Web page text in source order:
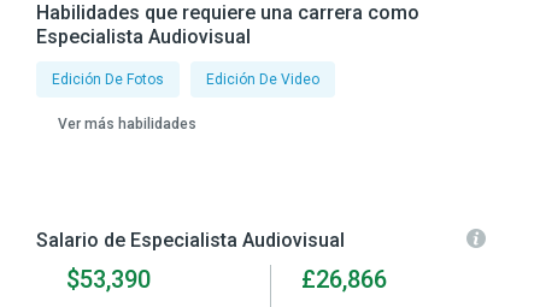
Habilidades que requiere una carrera como
Especialista Audiovisual
Edición De Fotos Edición De Video
Ver más habilidades
Salario de Especialista Audiovisual
$53,390 £26,866